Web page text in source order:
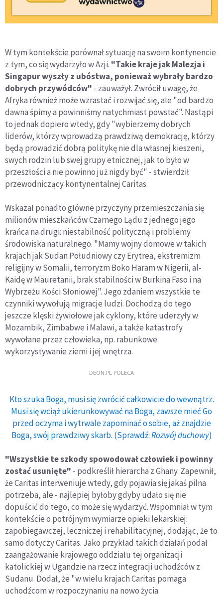
W tym kontekście porównał sytuację na swoim kontynencie
z tym, co się wydarzyło w Azji. "Takie kraje jak Malezja i
Singapur wyszły z ubóstwa, ponieważ wybrały bardzo
dobrych przywódców" - zauważył. Zwrócił uwagę, że
Afryka również może wzrastać i rozwijać się, ale "od bardzo
dawna śpimy a powinniśmy natychmiast powstać". Nastąpi
to jednak dopiero wtedy, gdy "wybierzemy dobrych
liderów, którzy wprowadzą prawdziwą demokrację, którzy
będą prowadzić dobrą politykę nie dla własnej kieszeni,
swych rodzin lub swej grupy etnicznej, jak to było w
przeszłości a nie powinno już nigdy być" - stwierdził
przewodniczący kontynentalnej Caritas.
Wskazał ponadto główne przyczyny przemieszczania się
milionów mieszkańców Czarnego Lądu z jednego jego
krańca na drugi: niestabilność polityczną i problemy
środowiska naturalnego. "Mamy wojny domowe w takich
krajach jak Sudan Południowy czy Erytrea, ekstremizm
religijny w Somalii, terroryzm Boko Haram w Nigerii, al-
Kaidę w Mauretanii, brak stabilności w Burkina Faso i na
Wybrzeżu Kości Słoniowej". Jego zdaniem wszystkie te
czynniki wywołują migracje ludzi. Dochodzą do tego
jeszcze klęski żywiołowe jak cyklony, które uderzyły w
Mozambik, Zimbabwe i Malawi, a także katastrofy
wywołane przez człowieka, np. rabunkowe
wykorzystywanie ziemi i jej wnętrza.
DEON.PL POLECA
Kto szuka Boga, musi się zwrócić całkowicie do wewnątrz.
Musi się wciąż ukierunkowywać na Boga, zawsze mieć Go
przed oczyma i wytrwale zapominać o sobie, aż znajdzie
Boga, swój prawdziwy skarb. (Sprawdź:Rozwój duchowy)
"Wszystkie te szkody spowodował człowiek i powinny
zostać usunięte" - podkreślił hierarcha z Ghany. Zapewnił,
że Caritas interweniuje wtedy, gdy pojawia się jakaś pilna
potrzeba, ale - najlepiej byłoby gdyby udało się nie
dopuścić do tego, co może się wydarzyć. Wspomniał w tym
kontekście o potrójnym wymiarze opieki lekarskiej:
zapobiegawczej, leczniczej i rehabilitacyjnej, dodając, że to
samo dotyczy Caritas. Jako przykład takich działań podał
zaangażowanie krajowego oddziału tej organizacji
katolickiej w Ugandzie na rzecz integracji uchodźców z
Sudanu. Dodał, że "w wielu krajach Caritas pomaga
uchodźcom w rozpoczynaniu na nowo życia.